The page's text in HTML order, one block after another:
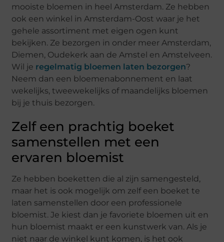
mooiste bloemen in heel Amsterdam. Ze hebben
ook een winkel in Amsterdam-Oost waar je het
gehele assortiment met eigen ogen kunt
bekijken. Ze bezorgen in onder meer Amsterdam,
Diemen, Oudekerk aan de Amstel en Amstelveen.
Wil je regelmatig bloemen laten bezorgen?
Neem dan een bloemenabonnement en laat
wekelijks, tweewekelijks of maandelijks bloemen
bij je thuis bezorgen.
Zelf een prachtig boeket
samenstellen met een
ervaren bloemist
Ze hebben boeketten die al zijn samengesteld,
maar het is ook mogelijk om zelf een boeket te
laten samenstellen door een professionele
bloemist. Je kiest dan je favoriete bloemen uit en
hun bloemist maakt er een kunstwerk van. Als je
niet naar de winkel kunt komen, is het ook